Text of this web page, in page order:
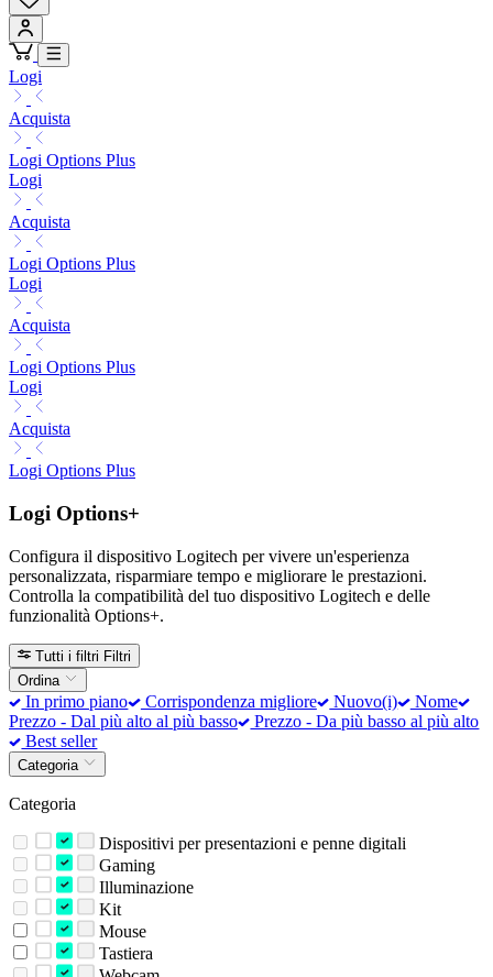
Logi
Acquista
Logi Options Plus
Logi
Acquista
Logi Options Plus
Logi
Acquista
Logi Options Plus
Logi
Acquista
Logi Options Plus
Logi Options+
Configura il dispositivo Logitech per vivere un'esperienza
personalizzata, risparmiare tempo e migliorare le prestazioni.
Controlla la compatibilità del tuo dispositivo Logitech e delle
funzionalità Options+.
Tutti i filtri Filtri
Ordina
In primo piano Corrispondenza migliore Nuovo(i)
Nome
Prezzo - Dal più alto al più basso
Prezzo - Da più basso al più alto
Best seller
Categoria
Categoria
Dispositivi per presentazioni e penne digitali
Gaming
Illuminazione
Kit
Mouse
Tastiera